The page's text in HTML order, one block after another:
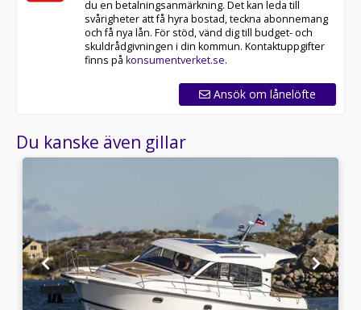
du en betalningsanmärkning. Det kan leda till
svårigheter att få hyra bostad, teckna abonnemang
och få nya lån. För stöd, vänd dig till budget- och
skuldrådgivningen i din kommun. Kontaktuppgifter
finns på konsumentverket.se.
Ansök om lånelöfte
Du kanske även gillar